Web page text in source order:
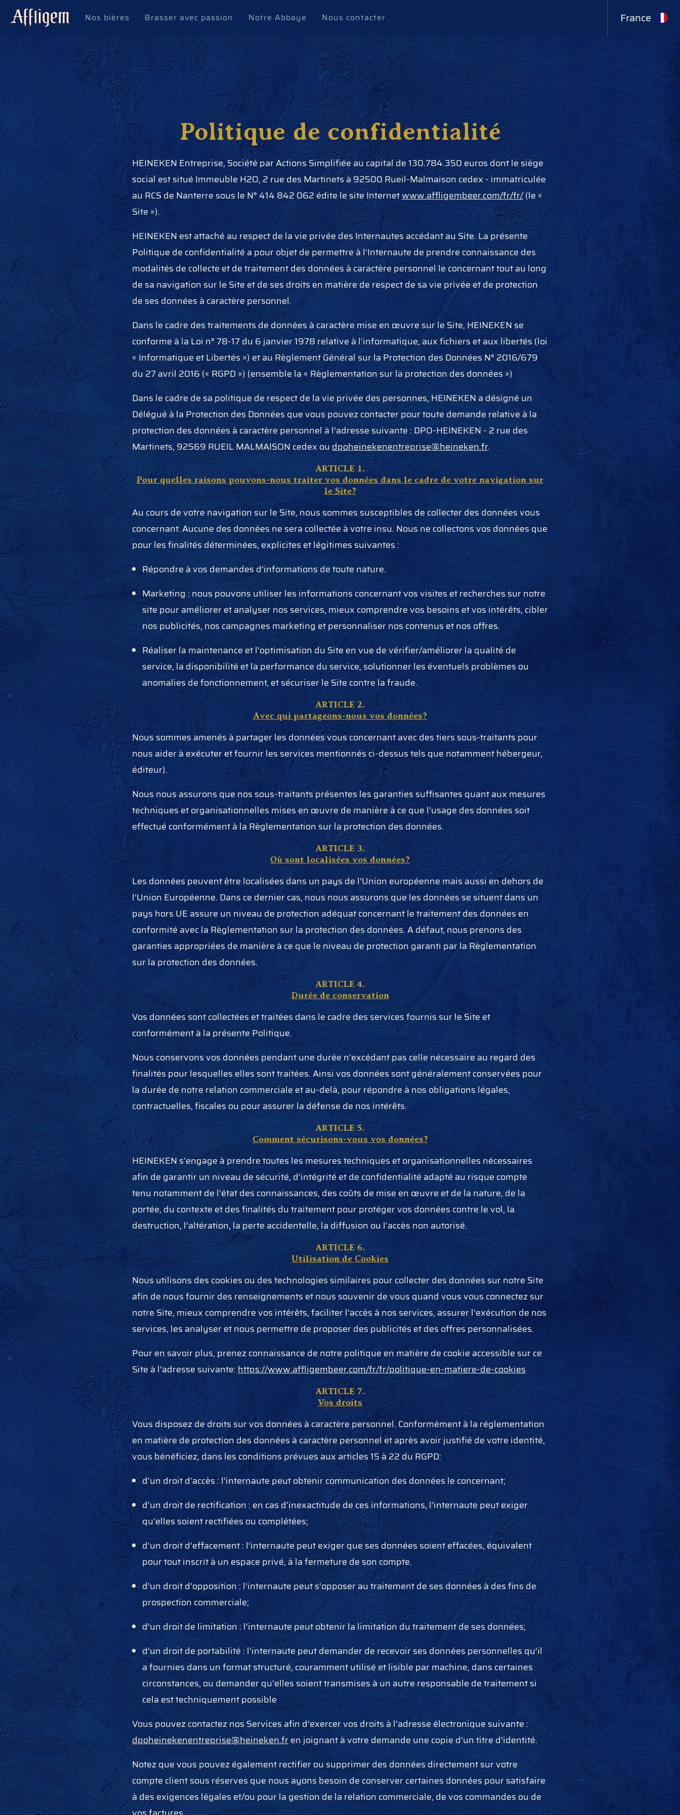
Nos bières Brasser avec passion Notre Abbaye Nous contacter France
Politique de confidentialité
HEINEKEN Entreprise, Société par Actions Simplifiée au capital de 130.784.350 euros dont le siège
social est situé Immeuble H2O, 2 rue des Martinets à 92500 Rueil-Malmaison cedex - immatriculée
au RCS de Nanterre sous le N° 414 842 062 édite le site Internetwww.affligembeer.com/fr/fr/(le «
Site »).
HEINEKEN est attaché au respect de la vie privée des Internautes accédant au Site. La présente
Politique de confidentialité a pour objet de permettre à l’Internaute de prendre connaissance des
modalités de collecte et de traitement des données à caractère personnel le concernant tout au long
de sa navigation sur le Site et de ses droits en matière de respect de sa vie privée et de protection
de ses données à caractère personnel.
Dans le cadre des traitements de données à caractère mise en œuvre sur le Site, HEINEKEN se
conforme à la Loi n° 78-17 du 6 janvier 1978 relative à l'informatique, aux fichiers et aux libertés (loi
« Informatique et Libertés ») et au Règlement Général sur la Protection des Données N° 2016/679
du 27 avril 2016 (« RGPD ») (ensemble la « Règlementation sur la protection des données »)
Dans le cadre de sa politique de respect de la vie privée des personnes, HEINEKEN a désigné un
Délégué à la Protection des Données que vous pouvez contacter pour toute demande relative à la
protection des données à caractère personnel à l’adresse suivante : DPO-HEINEKEN - 2 rue des
Martinets, 92569 RUEIL MALMAISON cedex oudpoheinekenentreprise@heineken.fr.
ARTICLE 1.
Pour quelles raisons pouvons-nous traiter vos données dans le cadre de votre navigation sur
le Site?
Au cours de votre navigation sur le Site, nous sommes susceptibles de collecter des données vous
concernant. Aucune des données ne sera collectée à votre insu. Nous ne collectons vos données que
pour les finalités déterminées, explicites et légitimes suivantes :
Répondre à vos demandes d’informations de toute nature.
Marketing : nous pouvons utiliser les informations concernant vos visites et recherches sur notre
site pour améliorer et analyser nos services, mieux comprendre vos besoins et vos intérêts, cibler
nos publicités, nos campagnes marketing et personnaliser nos contenus et nos offres.
Réaliser la maintenance et l’optimisation du Site en vue de vérifier/améliorer la qualité de
service, la disponibilité et la performance du service, solutionner les éventuels problèmes ou
anomalies de fonctionnement, et sécuriser le Site contre la fraude.
ARTICLE 2.
Avec qui partageons-nous vos données?
Nous sommes amenés à partager les données vous concernant avec des tiers sous-traitants pour
nous aider à exécuter et fournir les services mentionnés ci-dessus tels que notamment hébergeur,
éditeur).
Nous nous assurons que nos sous-traitants présentes les garanties suffisantes quant aux mesures
techniques et organisationnelles mises en œuvre de manière à ce que l’usage des données soit
effectué conformément à la Règlementation sur la protection des données.
ARTICLE 3.
Où sont localisées vos données?
Les données peuvent être localisées dans un pays de l’Union européenne mais aussi en dehors de
l’Union Européenne. Dans ce dernier cas, nous nous assurons que les données se situent dans un
pays hors UE assure un niveau de protection adéquat concernant le traitement des données en
conformité avec la Règlementation sur la protection des données. A défaut, nous prenons des
garanties appropriées de manière à ce que le niveau de protection garanti par la Règlementation
sur la protection des données.
ARTICLE 4.
Durée de conservation
Vos données sont collectées et traitées dans le cadre des services fournis sur le Site et
conformément à la présente Politique.
Nous conservons vos données pendant une durée n'excédant pas celle nécessaire au regard des
finalités pour lesquelles elles sont traitées. Ainsi vos données sont généralement conservées pour
la durée de notre relation commerciale et au-delà, pour répondre à nos obligations légales,
contractuelles, fiscales ou pour assurer la défense de nos intérêts.
ARTICLE 5.
Comment sécurisons-vous vos données?
HEINEKEN s'engage à prendre toutes les mesures techniques et organisationnelles nécessaires
afin de garantir un niveau de sécurité, d’intégrité et de confidentialité adapté au risque compte
tenu notamment de l'état des connaissances, des coûts de mise en œuvre et de la nature, de la
portée, du contexte et des finalités du traitement pour protéger vos données contre le vol, la
destruction, l’altération, la perte accidentelle, la diffusion ou l'accès non autorisé.
ARTICLE 6.
Utilisation de Cookies
Nous utilisons des cookies ou des technologies similaires pour collecter des données sur notre Site
afin de nous fournir des renseignements et nous souvenir de vous quand vous vous connectez sur
notre Site, mieux comprendre vos intérêts, faciliter l’accès à nos services, assurer l’exécution de nos
services, les analyser et nous permettre de proposer des publicités et des offres personnalisées.
Pour en savoir plus, prenez connaissance de notre politique en matière de cookie accessible sur ce
Site à l’adresse suivante:https://www.affligembeer.com/fr/fr/politique-en-matiere-de-cookies
ARTICLE 7.
Vos droits
Vous disposez de droits sur vos données à caractère personnel. Conformément à la réglementation
en matière de protection des données à caractère personnel et après avoir justifié de votre identité,
vous bénéficiez, dans les conditions prévues aux articles 15 à 22 du RGPD:
d'un droit d'accès : l’internaute peut obtenir communication des données le concernant;
d'un droit de rectification : en cas d'inexactitude de ces informations, l’internaute peut exiger
qu'elles soient rectifiées ou complétées;
d'un droit d’effacement : l’internaute peut exiger que ses données soient effacées, équivalent
pour tout inscrit à un espace privé, à la fermeture de son compte.
d’un droit d’opposition : l’internaute peut s’opposer au traitement de ses données à des fins de
prospection commerciale;
d’un droit de limitation : l’internaute peut obtenir la limitation du traitement de ses données;
d’un droit de portabilité : l’internaute peut demander de recevoir ses données personnelles qu’il
a fournies dans un format structuré, couramment utilisé et lisible par machine, dans certaines
circonstances, ou demander qu’elles soient transmises à un autre responsable de traitement si
cela est techniquement possible
Vous pouvez contactez nos Services afin d’exercer vos droits à l’adresse électronique suivante :
dpoheinekenentreprise@heineken.fren joignant à votre demande une copie d’un titre d’identité.
Notez que vous pouvez également rectifier ou supprimer des données directement sur votre
compte client sous réserves que nous ayons besoin de conserver certaines données pour satisfaire
à des exigences légales et/ou pour la gestion de la relation commerciale, de vos commandes ou de